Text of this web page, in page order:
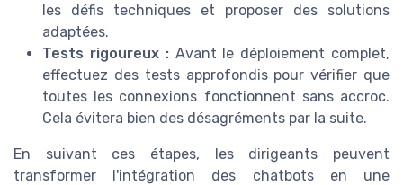
les défis techniques et proposer des solutions
adaptées.
Tests rigoureux :Avant le déploiement complet,
effectuez des tests approfondis pour vérifier que
toutes les connexions fonctionnent sans accroc.
Cela évitera bien des désagréments par la suite.
En suivant ces étapes, les dirigeants peuvent
transformer l'intégration des chatbots en une